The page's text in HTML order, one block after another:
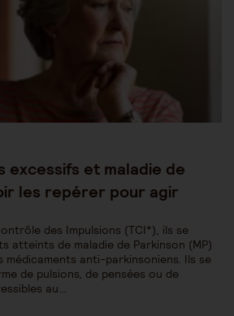
excessifs et maladie de
les repérer pour agir
des Impulsions (TCI*), ils se
atteints de maladie de Parkinson (MP)
anti-parkinsoniens. Ils se
de pulsions, de pensées ou de
au…